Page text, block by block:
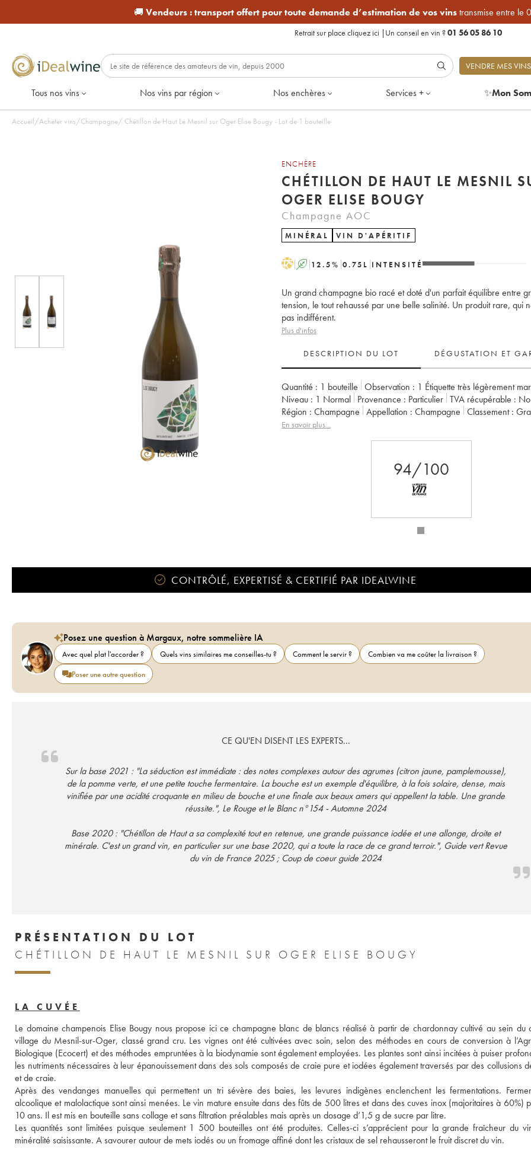
🚚 Vendeurs :transport offert pour toute demande d’estimation de vos vinstransmise entre le
Retrait sur place cliquez ici | Un conseil en vin ?01 56 05 86 10
VENDRE MES VINS
Tous nos vins Nos vins par région Nos enchères Services + ✨Mon
Accueil/Acheter vins/Champagne/ Chétillon de Haut Le Mesnil sur Oger Elise Bougy - Lot de 1 bouteille
ENCHÈRE
CHÉTILLON DE HAUT LE MESNIL
OGER ELISE BOUGY
Champagne AOC
MINÉRAL VIN D'APÉRITIF
H A 12.5% 0.75 L INTENSITÉ
Un grand champagne bio racé et doté d'un parfait équilibre entre
tension, le tout rehaussé par une belle salinité. Un produit rare, qui
pas indifférent.
Plus d'infos
DESCRIPTION DU LOT DÉGUSTATION ET
Quantité : 1 bouteille Observation : 1 Étiquette très légèrement
Niveau : 1 Normal Provenance : particulier TVA récupérable :
Région :
Champagne Appellation : Champagne Classement :
Propriétaire :
En savoir plus...
94/100
CONTRÔLÉ, EXPERTISÉ & CERTIFIÉ PAR IDEALWINE
Posez une question à Margaux, notre sommelière IA
Avec quel plat l'accorder ? Quels vins similaires me conseilles-tu ? Comment le servir ?
Combien va me coûter la livraison ?
Poser une autre question
CE QU'EN DISENT LES EXPERTS...
Sur la base 2021 : "La séduction est immédiate : des notes complexes autour des agrumes (citron jaune, pamplemousse),
de la pomme verte, et une petite touche fermentaire. La bouche est un exemple d'équilibre, à la fois solaire, dense, mais
vinifiée par une acidité croquante en milieu de bouche et une finale aux beaux amers qui appellent la table. Une grande
réussite.", Le Rouge et le Blanc n°154 - Automne 2024
Base 2020 : "Chétillon de Haut a sa complexité tout en retenue, une grande puissance iodée et une allonge, droite et
minérale. C'est un grand vin, en particulier sur une base 2020, qui a toute la race de ce grand terroir.", Guide vert Revue
du vin de France 2025 ; Coup de coeur guide 2024
PRÉSENTATION DU LOT
CHÉTILLON DE HAUT LE MESNIL SUR OGER ELISE BOUGY
LA CUVÉE
Le domaine champenois Elise Bougy nous propose ici ce champagne blanc de blancs réalisé à partir de chardonnay cultivé au sein du
village du Mesnil-sur-Oger, classé grand cru. Les vignes ont été cultivées avec soin, selon des méthodes en cours de conversion à
Biologique (Ecocert) et des méthodes empruntées à la biodynamie sont également employées. Les plantes sont ainsi incitées à puiser
les nutriments nécessaires à leur épanouissement dans des sols composés de craie pure et iodées également traversés par des collusions
et de craie.
Après des vendanges manuelles qui permettent un tri sévère des baies, les levures indigènes enclenchent les fermentations.
alcoolique et malolactique sont ainsi menées. Le vin mature ensuite dans des fûts de 500 litres et dans des cuves inox (majoritaires à 60%)
10 ans. Il est mis en bouteille sans collage et sans filtration préalables mais après un dosage d’1,5 g de sucre par litre.
Les quantités sont limitées puisque seulement 1 500 bouteilles ont été produites. Celles-ci s’apprécient pour la grande fraîcheur du
minéralité saisissante. A savourer autour de mets iodés ou un fromage affiné dont les cristaux de sel rehausseront le fruit discret du vin.